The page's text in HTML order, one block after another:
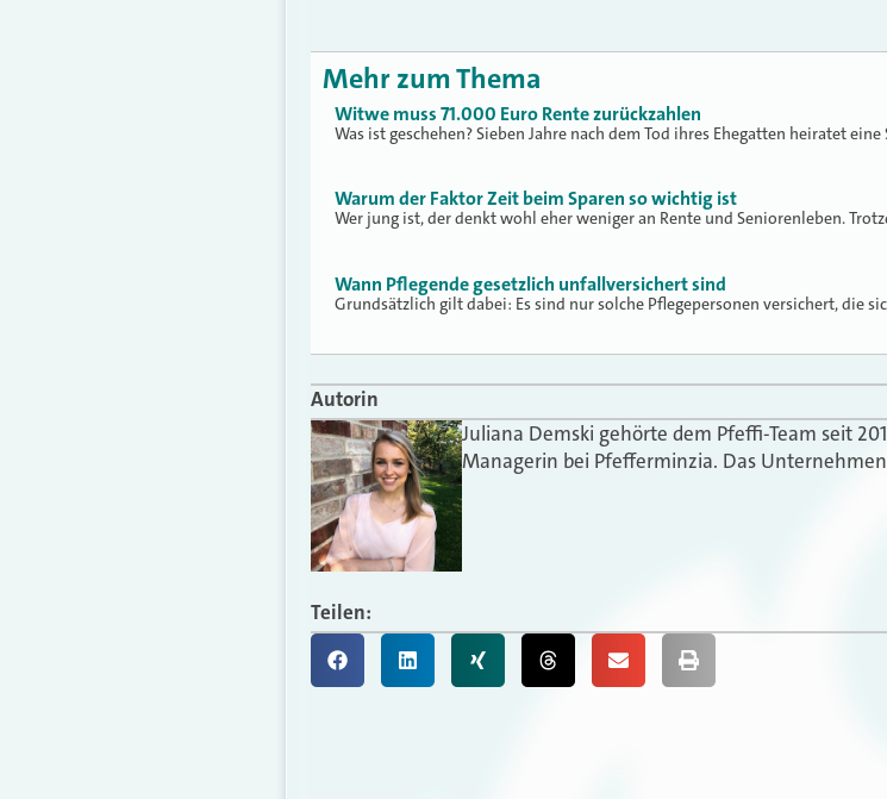
Mehr zum Thema
Witwe muss 71.000 Euro Rente zurückzahlen
Was ist geschehen? Sieben Jahre nach dem Tod ihres Ehegatten heiratet
Warum der Faktor Zeit beim Sparen so wichtig ist
Wer jung ist, der denkt wohl eher weniger an Rente und Seniorenleben.
Wann Pflegende gesetzlich unfallversichert sind
Grundsätzlich gilt dabei: Es sind nur solche Pflegepersonen versichert, die
Autorin
Juliana Demski gehörte dem Pfeffi-Team seit
Managerin bei Pfefferminzia. Das
Teilen: